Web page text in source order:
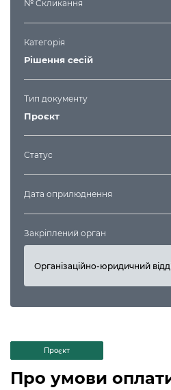
№ Скликання
Категорія
Рішення сесій
Тип документу
Проєкт
Статус
Дата оприлюднення
Закріплений орган
Організаційно-юридичний
Проєкт
Про умови